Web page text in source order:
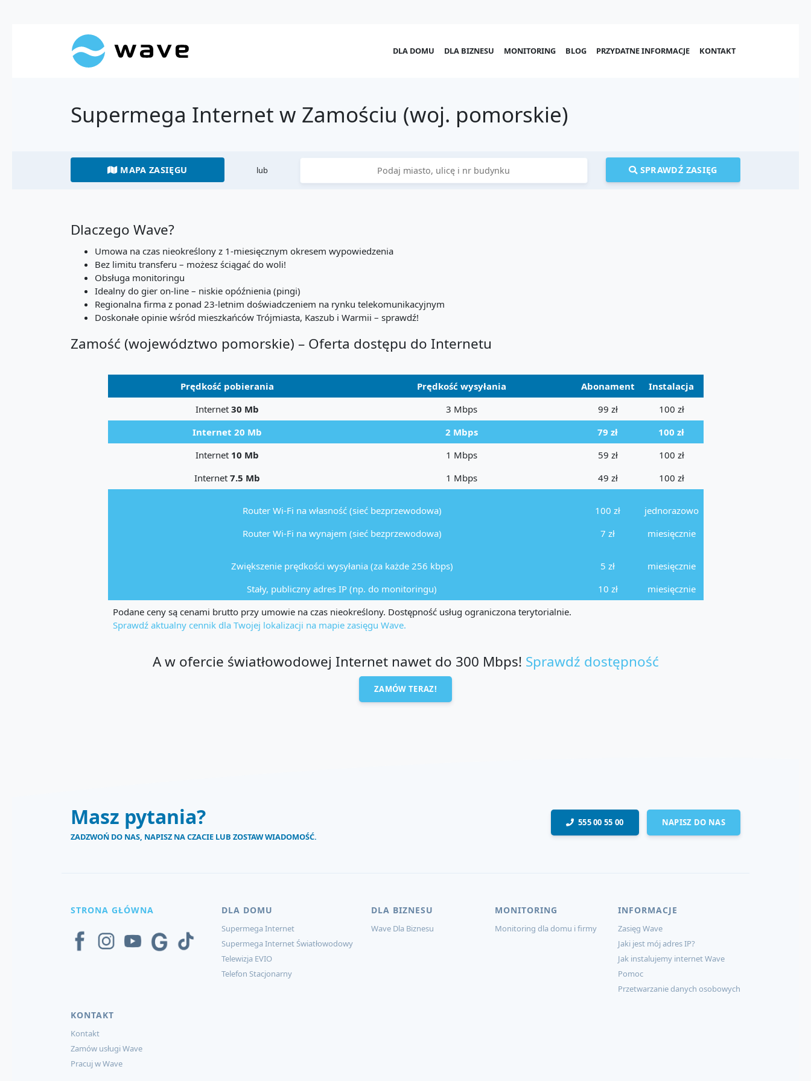
DLA DOMU DLA BIZNESU MONITORING BLOG PRZYDATNE INFORMACJE KONTAKT
Supermega Internet w Zamościu (woj. pomorskie)
MAPA ZASIĘGU lub SPRAWDŹ ZASIĘG
Dlaczego Wave?
Umowa na czas nieokreślony z 1-miesięcznym okresem wypowiedzenia
Bez limitu transferu – możesz ściągać do woli!
Obsługa monitoringu
Idealny do gier on-line – niskie opóźnienia (pingi)
Regionalna firma z ponad 23-letnim doświadczeniem na rynku telekomunikacyjnym
Doskonałe opinie wśród mieszkańców Trójmiasta, Kaszub i Warmii – sprawdź!
Zamość (województwo pomorskie) – Oferta dostępu do Internetu
Prędkość pobierania Prędkość wysyłania Abonament
Instalacja
Internet 30 Mb 3 Mbps 99 zł
100 zł
Internet 20 Mb
2 Mbps 79 zł
100 zł
Internet 10 Mb 1 Mbps 59 zł
100 zł
Internet 7.5 Mb 1 Mbps 49 zł 100 zł
Router Wi-Fi na własność (sieć bezprzewodowa) 100 zł
jednorazowo
Router Wi-Fi na wynajem (sieć bezprzewodowa)
7 zł miesięcznie
Zwiększenie prędkości wysyłania (za każde 256 kbps) 5 zł
miesięcznie
Stały, publiczny adres IP (np. do monitoringu)
10 zł
miesięcznie
Podane ceny są cenami brutto przy umowie na czas nieokreślony. Dostępność usług ograniczona terytorialnie.
Sprawdź aktualny cennik dla Twojej lokalizacji na mapie zasięgu Wave.
A w ofercie światłowodowej Internet nawet do 300 Mbps! Sprawdź dostępność
ZAMÓW TERAZ!
Masz pytania?
ZADZWOŃ DO NAS, NAPISZ NA CZACIE LUB ZOSTAW WIADOMOŚĆ.
555 00 55 00 NAPISZ DO NAS
STRONA GŁÓWNA DLA DOMU
Supermega Internet
Supermega Internet Światłowodowy
Telewizja EVIO
Telefon Stacjonarny
DLA BIZNESU
Wave Dla Biznesu
MONITORING
Monitoring dla domu i firmy
INFORMACJE
Zasięg Wave
Jaki jest mój adres IP?
Jak instalujemy internet Wave
Pomoc
Przetwarzanie danych osobowych
KONTAKT
Kontakt
Zamów usługi Wave
Pracuj w Wave